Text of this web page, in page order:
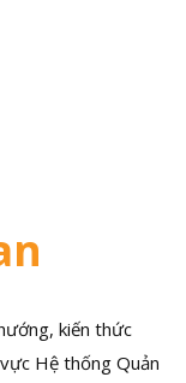
kiến thức
Hệ thống Quản